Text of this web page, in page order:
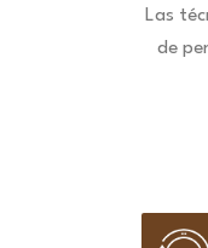
Las
de